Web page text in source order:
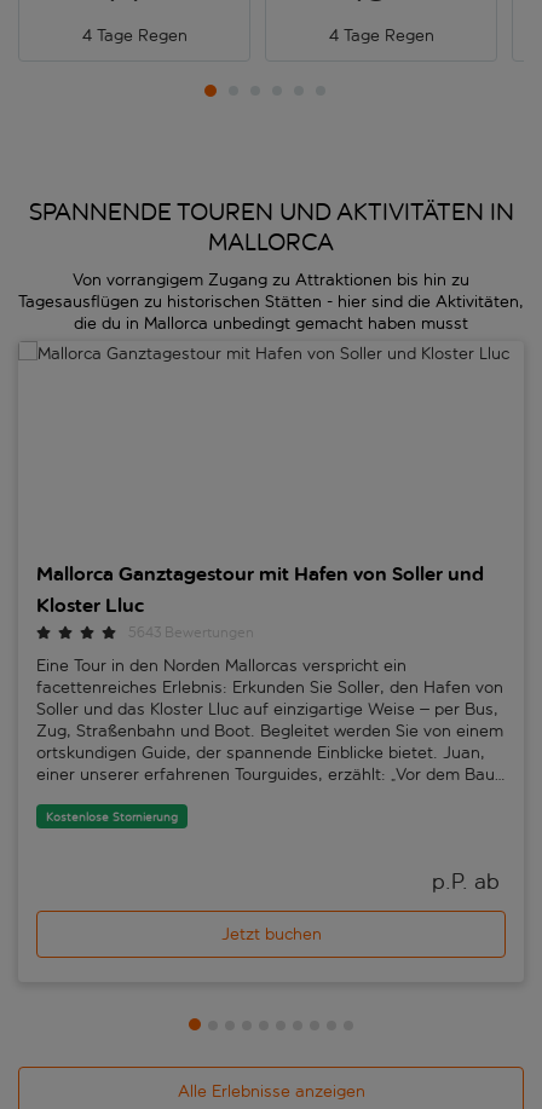
4 Tage Regen 4 Tage Regen
SPANNENDE TOUREN UND AKTIVITÄTEN IN
MALLORCA
Von vorrangigem Zugang zu Attraktionen bis hin zu
Tagesausflügen zu historischen Stätten - hier sind die Aktivitäten,
die du in Mallorca unbedingt gemacht haben musst
Mallorca Ganztagestour mit Hafen von Soller und Kloster Lluc
Mallorca Ganztagestour mit Hafen von Soller und
Kloster Lluc
5643 Bewertungen
Eine Tour in den Norden Mallorcas verspricht ein
facettenreiches Erlebnis: Erkunden Sie Soller, den Hafen von
Soller und das Kloster Lluc auf einzigartige Weise – per Bus,
Zug, Straßenbahn und Boot. Begleitet werden Sie von einem
ortskundigen Guide, der spannende Einblicke bietet. Juan,
einer unserer erfahrenen Tourguides, erzählt: „Vor dem Bau
Handel lief vor allem mit Frankreich, kaum mit dem Rest der
geht es durch das beeindruckende Tramuntana-Gebirge, das
ihren Messingbeschlägen und die kurvenreiche Strecke
Straßenbahn von Soller zum Hafen. Auf der Fahrt durch
Orangenhaine und enge Gassen zeigt sich das Tal von Soller
die roten Garnelen, die in den umliegenden Gewässern
Kostenlose Stornierung
p.P. ab
Jetzt buchen
Alle Erlebnisse anzeigen